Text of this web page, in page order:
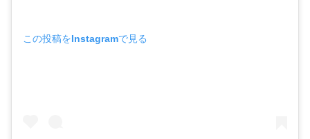
この投稿をInstagramで見る